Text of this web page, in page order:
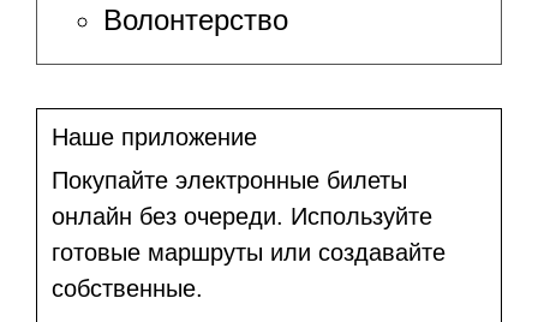
Волонтерство
Наше приложение
Покупайте электронные билеты
онлайн без очереди. Используйте
готовые маршруты или создавайте
собственные.